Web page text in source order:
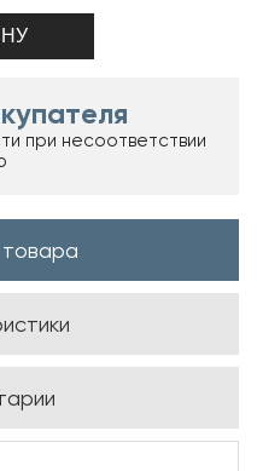
при несоответствии